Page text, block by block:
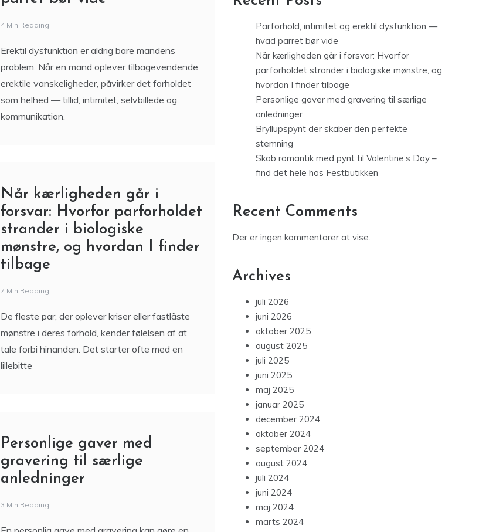
4 Min Reading
Erektil dysfunktion er aldrig bare mandens
problem. Når en mand oplever tilbagevendende
erektile vanskeligheder, påvirker det forholdet
som helhed — tillid, intimitet, selvbillede og
kommunikation.
Når kærligheden går i
forsvar: Hvorfor parforholdet
strander i biologiske
mønstre, og hvordan I finder
tilbage
7 Min Reading
De fleste par, der oplever kriser eller fastlåste
mønstre i deres forhold, kender følelsen af at
tale forbi hinanden. Det starter ofte med en
lillebitte
Personlige gaver med
gravering til særlige
anledninger
3 Min Reading
Parforhold, intimitet og erektil dysfunktion —
hvad parret bør vide
Når kærligheden går i forsvar: Hvorfor
parforholdet strander i biologiske mønstre, og
hvordan I finder tilbage
Personlige gaver med gravering til særlige
anledninger
Bryllupspynt der skaber den perfekte
stemning
Skab romantik med pynt til Valentine’s Day –
find det hele hos Festbutikken
Recent Comments
Der er ingen kommentarer at vise.
Archives
juli 2026
juni 2026
oktober 2025
august 2025
juli 2025
juni 2025
maj 2025
januar 2025
december 2024
oktober 2024
september 2024
august 2024
juli 2024
juni 2024
maj 2024
marts 2024